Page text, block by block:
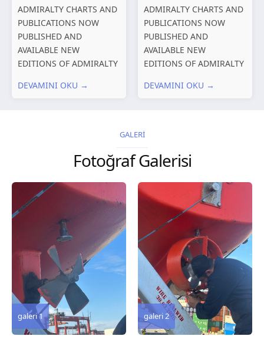
ADMIRALTY CHARTS AND
PUBLICATIONS NOW
PUBLISHED AND
AVAILABLE NEW
EDITIONS OF ADMIRALTY
PUBLICATIONS New
remarks 127 Korea
DEVAMINI OKU →
ADMIRALTY CHARTS AND
PUBLICATIONS NOW
PUBLISHED AND
AVAILABLE NEW
EDITIONS OF ADMIRALTY
PUBLICATIONS New
2026 Chart
Title, limits and other
remarks 67 Gulf of...
DEVAMINI OKU →
GALERİ
Fotoğraf Galerisi
galeri 2
galeri 3